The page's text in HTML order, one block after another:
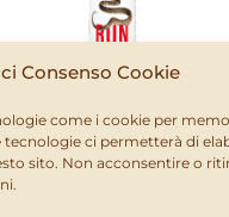
Consenso Cookie
come i cookie per
ci permetterà di
sito. Non acconsentire o
DISABITUANTI
Disabituante
Rettili